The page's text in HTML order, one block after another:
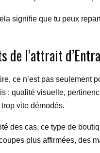
signifie que tu peux
de l’attrait
ce n’est pas seulement
: qualité visuelle,
vite démodés.
des cas, ce type de
plus affirmées, des